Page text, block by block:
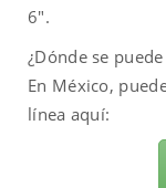
6″.
¿Dónde se
En México,
línea aquí: